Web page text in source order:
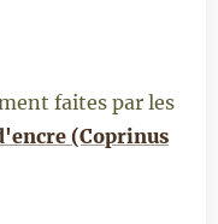
faites par les
(Coprinus